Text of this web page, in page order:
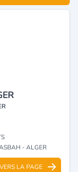
- ALGER
VERS LA PAGE